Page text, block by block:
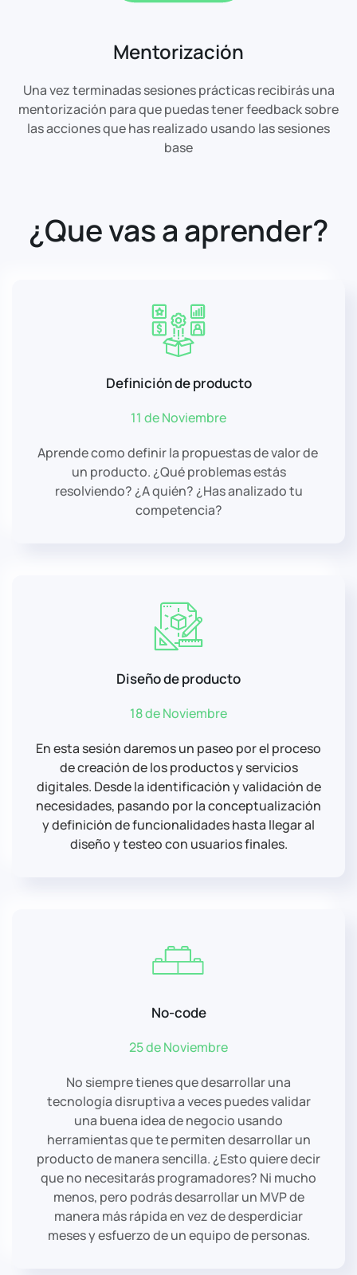
Mentorización
Una vez terminadas sesiones prácticas recibirás una
mentorización para que puedas tener feedback sobre
las acciones que has realizado usando las sesiones
base
¿Que vas a aprender?
Definición de producto
11 de Noviembre
Aprende como definir la propuestas de valor de
un producto. ¿Qué problemas estás
resolviendo? ¿A quién? ¿Has analizado tu
competencia?
Diseño de producto
18 de Noviembre
En esta sesión daremos un paseo por el proceso
de creación de los productos y servicios
digitales. Desde la identificación y validación de
necesidades, pasando por la conceptualización
y definición de funcionalidades hasta llegar al
diseño y testeo con usuarios finales.
No-code
25 de Noviembre
No siempre tienes que desarrollar una
tecnología disruptiva a veces puedes validar
una buena idea de negocio usando
herramientas que te permiten desarrollar un
producto de manera sencilla. ¿Esto quiere decir
que no necesitarás programadores? Ni mucho
menos, pero podrás desarrollar un MVP de
manera más rápida en vez de desperdiciar
meses y esfuerzo de un equipo de personas.